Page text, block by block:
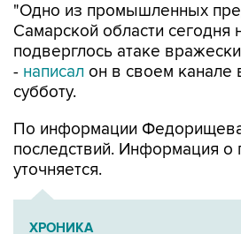
"Одно из промышленных
Самарской области сегодня
подверглось атаке
- написал он в своем канале
субботу.
По информации
последствий. Информация о
уточняется.
ХРОНИКА